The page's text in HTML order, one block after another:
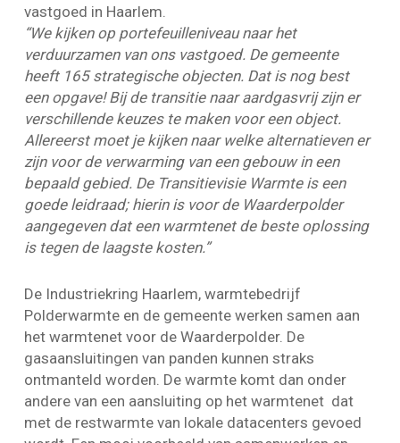
vastgoed in Haarlem.
“We kijken op portefeuilleniveau naar het
verduurzamen van ons vastgoed. De gemeente
heeft 165 strategische objecten. Dat is nog best
een opgave! Bij de transitie naar aardgasvrij zijn er
verschillende keuzes te maken voor een object.
Allereerst moet je kijken naar welke alternatieven er
zijn voor de verwarming van een gebouw in een
bepaald gebied. De Transitievisie Warmte is een
goede leidraad; hierin is voor de Waarderpolder
aangegeven dat een warmtenet de beste oplossing
is tegen de laagste kosten.”
De Industriekring Haarlem, warmtebedrijf
Polderwarmte en de gemeente werken samen aan
het warmtenet voor de Waarderpolder. De
gasaansluitingen van panden kunnen straks
ontmanteld worden. De warmte komt dan onder
andere van een aansluiting op het warmtenet dat
met de restwarmte van lokale datacenters gevoed